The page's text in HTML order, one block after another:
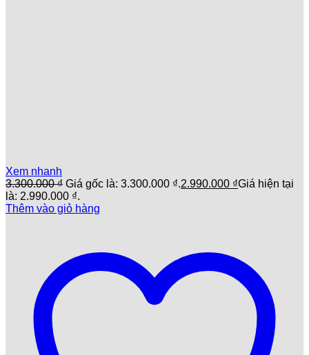
Xem nhanh
3.300.000₫ Giá gốc là: 3.300.000 ₫.2.990.000 ₫Giá hiện tại
là: 2.990.000 ₫.
Thêm vào giỏ hàng